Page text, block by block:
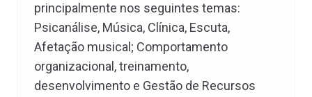
principalmente nos seguintes temas:
Psicanálise, Música, Clínica, Escuta,
Afetação musical; Comportamento
organizacional, treinamento,
desenvolvimento e Gestão de Recursos